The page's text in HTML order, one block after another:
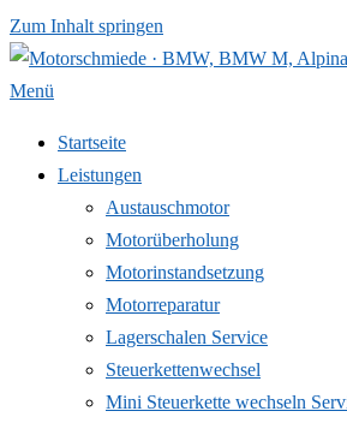
Zum Inhalt springen
Menü
Startseite
Leistungen
Austauschmotor
Motorüberholung
Motorinstandsetzung
Motorreparatur
Lagerschalen Service
Steuerkettenwechsel
Mini Steuer­kette wechseln